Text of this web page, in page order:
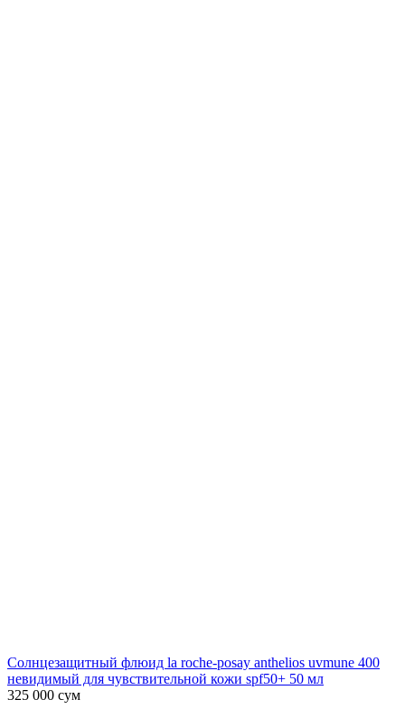
Солнцезащитный флюид la roche-posay anthelios uvmune 400
невидимый для чувствительной кожи spf50+ 50 мл
325 000 сум